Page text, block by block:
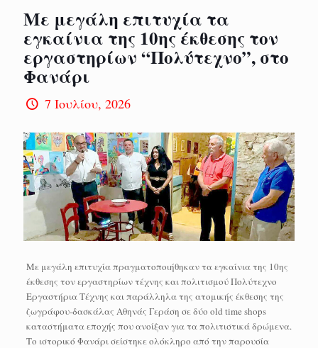
Με μεγάλη επιτυχία τα
εγκαίνια της 10ης έκθεσης τον
εργαστηρίων “Πολύτεχνο”, στο
Φανάρι
7 Ιουλίου, 2026
Με μεγάλη επιτυχία πραγματοποιήθηκαν τα εγκαίνια της 10ης
έκθεσης τον εργαστηρίων τέχνης και πολιτισμού Πολύτεχνο
Εργαστήρια Τέχνης και παράλληλα της ατομικής έκθεσης της
ζωγράφου-δασκάλας Αθηνάς Γεράση σε δύο old time shops
καταστήματα εποχής που ανοίξαν για τα πολιτιστικά δρώμενα.
Το ιστορικό Φανάρι σείστηκε ολόκληρο από την παρουσία